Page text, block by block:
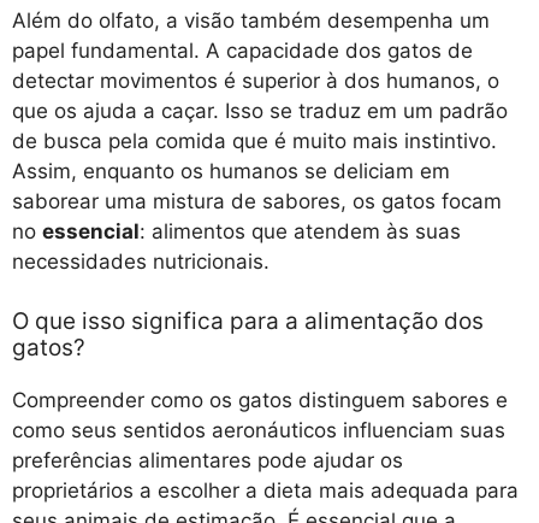
Além do olfato, a visão também desempenha um
papel fundamental. A capacidade dos gatos de
detectar movimentos é superior à dos humanos, o
que os ajuda a caçar. Isso se traduz em um padrão
de busca pela comida que é muito mais instintivo.
Assim, enquanto os humanos se deliciam em
saborear uma mistura de sabores, os gatos focam
no essencial: alimentos que atendem às suas
necessidades nutricionais.
O que isso significa para a alimentação dos
gatos?
Compreender como os gatos distinguem sabores e
como seus sentidos aeronáuticos influenciam suas
preferências alimentares pode ajudar os
proprietários a escolher a dieta mais adequada para